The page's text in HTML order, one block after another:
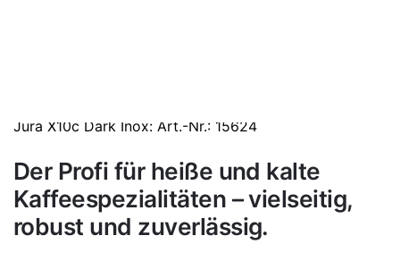
Jura X10c Dark Inox: Art.-Nr.: 15624
Der Profi für heiße und kalte
Kaffeespezialitäten – vielseitig,
robust und zuverlässig.
Dimensions 46,10 × 37,3 × 52,4 cm